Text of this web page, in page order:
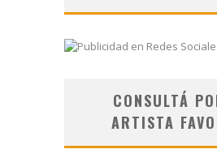
CONSULTÁ
ARTISTA